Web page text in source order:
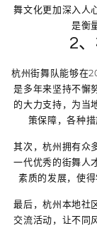
舞文化更加深入人
是衡
2
杭州街舞队能够在
是多年来坚持不懈
的大力支持，为当
策保障，各种
其次，杭州拥有众
一代优秀的街舞人
素质的发展，使
最后，杭州本地社
交流活动，让不同